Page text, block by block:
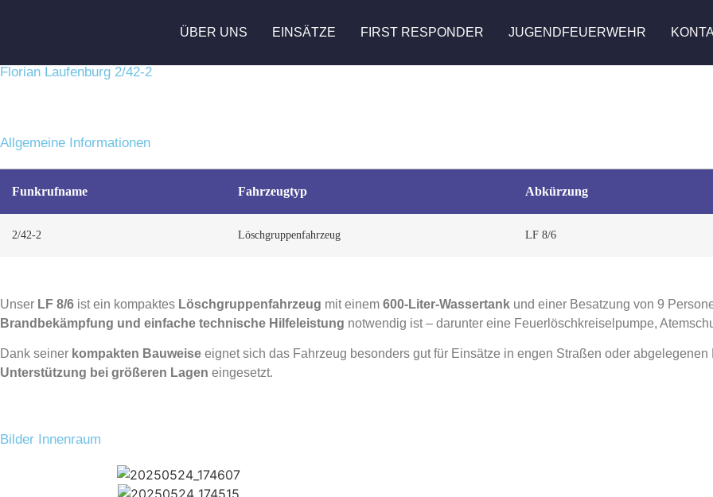
ÜBER UNS EINSÄTZE FIRST RESPONDER JUGENDFEUERWEHR
Florian Laufenburg 2/42-2
Allgemeine Informationen
Funkrufname Fahrzeugtyp Abkürzung
2/42-2 Löschgruppenfahrzeug LF 8/6
Unser LF 8/6 ist ein kompaktes Löschgruppenfahrzeug mit einem 600-Liter-Wassertank und einer Besatzung von 9
Brandbekämpfung und einfache technische Hilfeleistung notwendig ist – darunter eine Feuerlöschkreiselpumpe,
Dank seiner kompakten Bauweise eignet sich das Fahrzeug besonders gut für Einsätze in engen Straßen oder
Unterstützung bei größeren Lagen eingesetzt.
Bilder Innenraum